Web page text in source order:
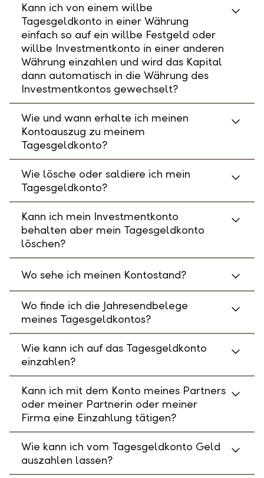
Kann ich von einem willbe
Tagesgeldkonto in einer Währung
einfach so auf ein willbe Festgeld oder
willbe Investmentkonto in einer anderen
Währung einzahlen und wird das Kapital
dann automatisch in die Währung des
Investmentkontos gewechselt?
Wie und wann erhalte ich meinen
Kontoauszug zu meinem
Tagesgeldkonto?
Wie lösche oder saldiere ich mein
Tagesgeldkonto?
Kann ich mein Investmentkonto
behalten aber mein Tagesgeldkonto
löschen?
Wo sehe ich meinen Kontostand?
Wo finde ich die Jahresendbelege
meines Tagesgeldkontos?
Wie kann ich auf das Tagesgeldkonto
einzahlen?
Kann ich mit dem Konto meines Partners
oder meiner Partnerin oder meiner
Firma eine Einzahlung tätigen?
Wie kann ich vom Tagesgeldkonto Geld
auszahlen lassen?